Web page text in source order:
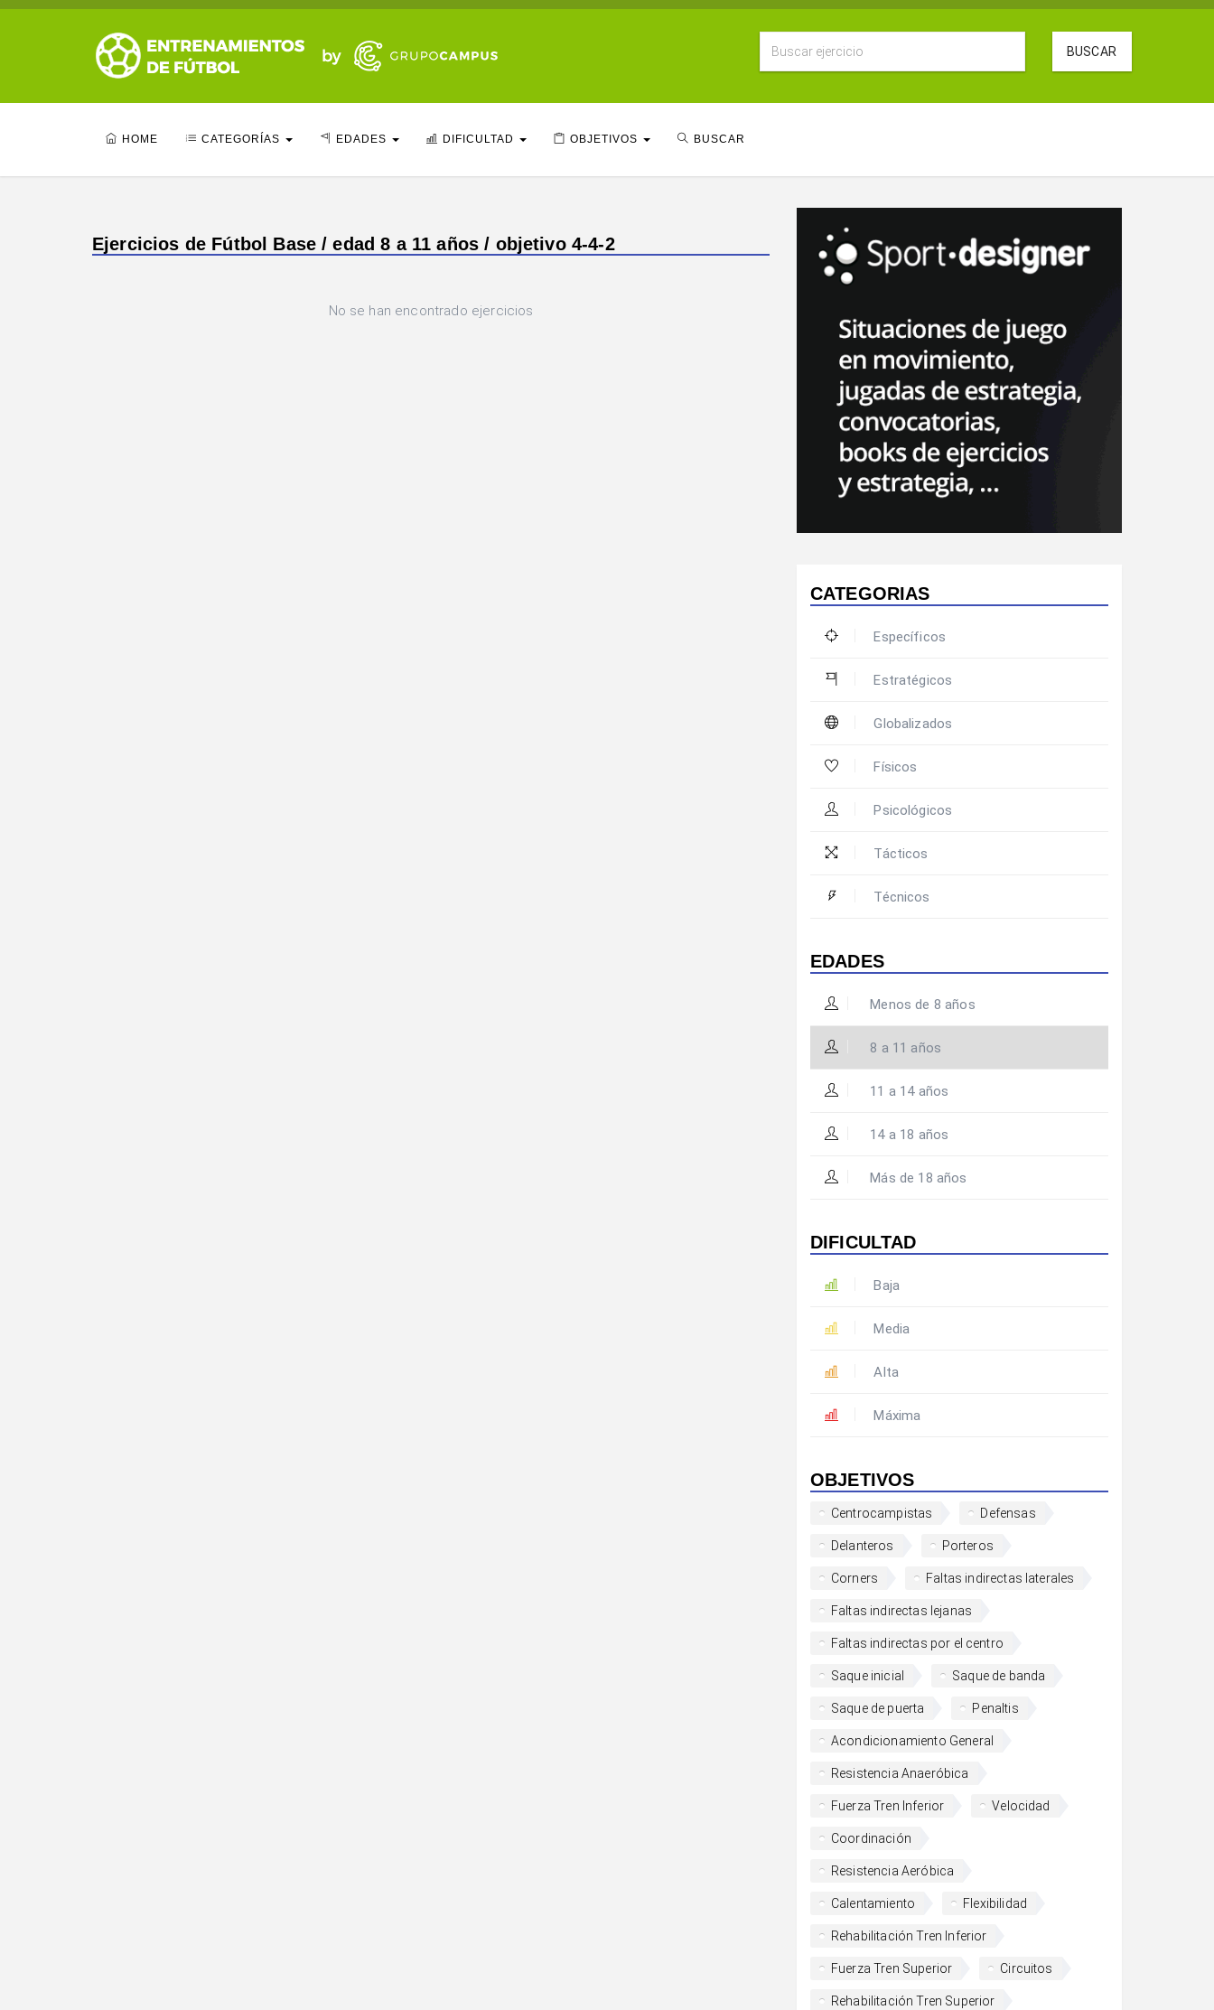
BUSCAR
HOME CATEGORÍAS EDADES DIFICULTAD OBJETIVOS BUSCAR
Ejercicios de Fútbol Base / edad 8 a 11 años / objetivo 4-4-2
No se han encontrado ejercicios
CATEGORIAS
Específicos
Estratégicos
Globalizados
Físicos
Psicológicos
Tácticos
Técnicos
EDADES
Menos de 8 años
8 a 11 años
11 a 14 años
14 a 18 años
Más de 18 años
DIFICULTAD
Baja
Media
Alta
Máxima
OBJETIVOS
Centrocampistas Defensas
Delanteros Porteros
Corners Faltas indirectas laterales
Faltas indirectas lejanas
Faltas indirectas por el centro
Saque inicial Saque de banda
Saque de puerta Penaltis
Acondicionamiento General
Resistencia Anaeróbica
Fuerza Tren Inferior Velocidad
Coordinación
Resistencia Aeróbica
Calentamiento Flexibilidad
Rehabilitación Tren Inferior
Fuerza Tren Superior Circuitos
Rehabilitación Tren Superior